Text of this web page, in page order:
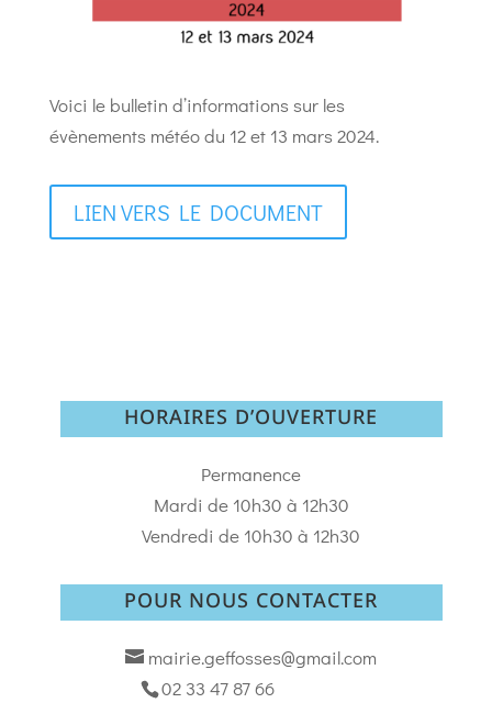
Voici le bulletin d’informations sur les
évènements météo du 12 et 13 mars 2024.
LIEN VERS LE DOCUMENT
HORAIRES D’OUVERTURE
Permanence
Mardi de 10h30 à 12h30
Vendredi de 10h30 à 12h30
POUR NOUS CONTACTER
mairie.geffosses@gmail.com
02 33 47 87 66